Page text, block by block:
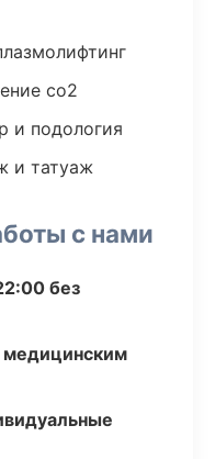
co2
и подология
и татуаж
с нами
без
медицинским